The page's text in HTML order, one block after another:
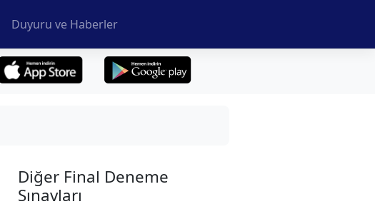
Duyuru ve Haberler
Diğer Final Deneme
Sınavları